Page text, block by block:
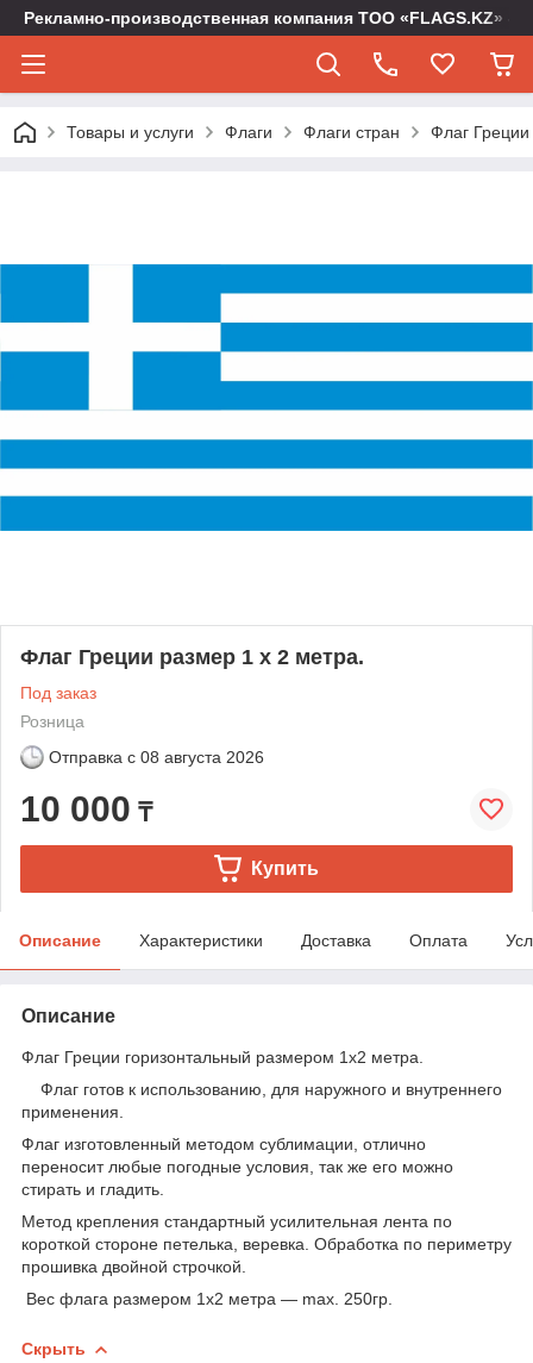
Рекламно-производственная компания ТОО «FLAGS.KZ» -
Товары и услуги Флаги Флаги стран Флаг
Флаг Греции размер 1 х 2 метра.
Под заказ
Розница
Отправка с 08 августа 2026
10 000 ₸
Купить
Описание Характеристики Доставка Оплата
Описание
Флаг Греции горизонтальный размером 1х2 метра.
Флаг готов к использованию, для наружного и внутреннего
применения.
Флаг изготовленный методом сублимации, отлично
переносит любые погодные условия, так же его можно
стирать и гладить.
Метод крепления стандартный усилительная лента по
короткой стороне петелька, веревка. Обработка по периметру
прошивка двойной строчкой.
Вес флага размером 1х2 метра ― max. 250гр.
Скрыть